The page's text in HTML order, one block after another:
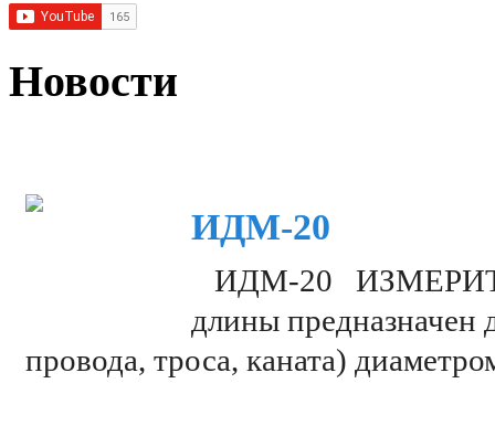
Новости
ИДМ-20
ИДМ-20
длины предназначен
провода, троса, каната)